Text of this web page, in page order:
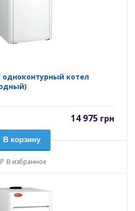
одноконтурный котел
14 975 грн
В корзину
В избранное